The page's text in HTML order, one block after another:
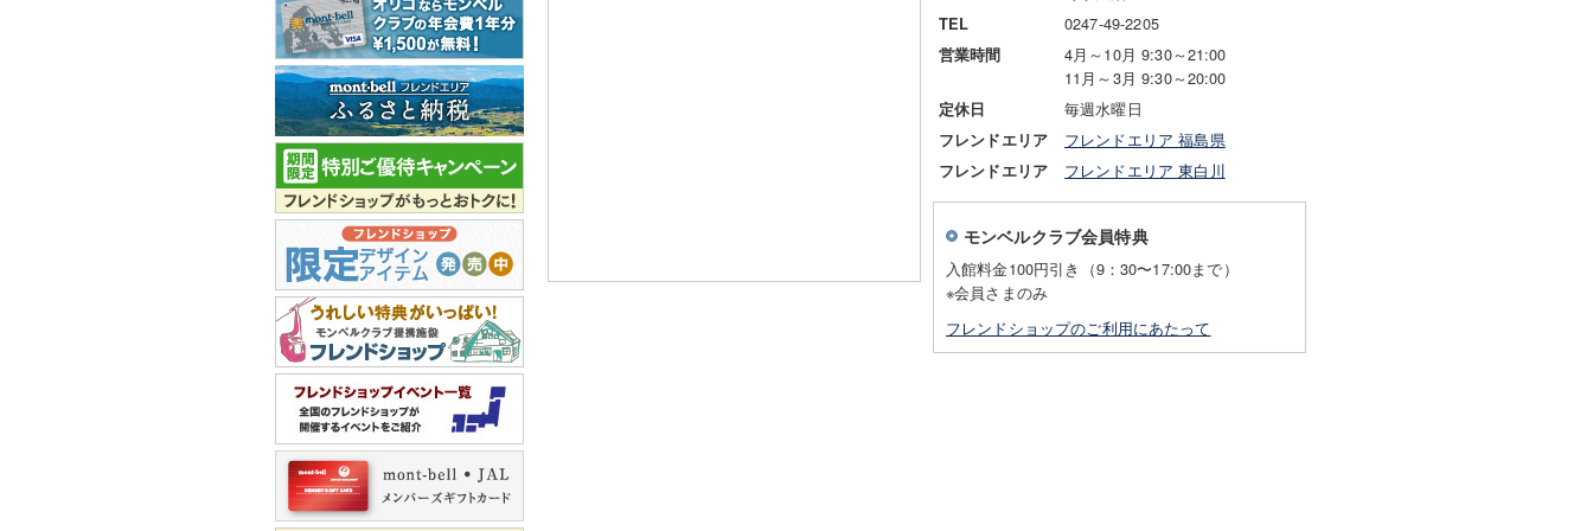
TEL 0247-49-2205
営業時間
4月～10月 9:30～21:00
11月～3月 9:30～20:00
定休日 毎週水曜日
フレンドエリア フレンドエリア 福島県
フレンドエリア フレンドエリア 東白川
モンベルクラブ会員特典
入館料金100円引き（9：30〜17:00まで）
※会員さまのみ
フレンドショップのご利用にあたって